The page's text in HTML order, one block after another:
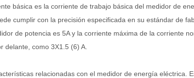
básica es la corriente de trabajo básica del medidor de
cumplir con la precisión especificada en su estándar de
de potencia es 5A y la corriente máxima de la corriente
delante, como 3X1.5 (6) A.
relacionadas con el medidor de energía eléctrica.